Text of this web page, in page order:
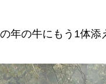
年の牛にもう1体添